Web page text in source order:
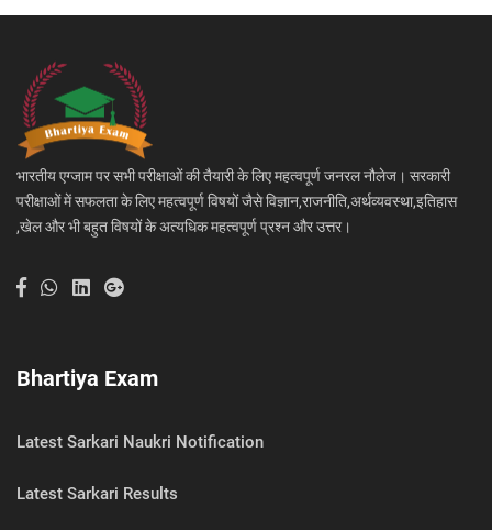
भारतीय एग्जाम पर सभी परीक्षाओं की तैयारी के लिए महत्वपूर्ण जनरल नौलेज। सरकारी
परीक्षाओं में सफलता के लिए महत्वपूर्ण विषयों जैसे विज्ञान,राजनीति,अर्थव्यवस्था,इतिहास
,खेल और भी बहुत विषयों के अत्यधिक महत्वपूर्ण प्रश्न और उत्तर।
Bhartiya Exam
Latest Sarkari Naukri Notification
Latest Sarkari Results